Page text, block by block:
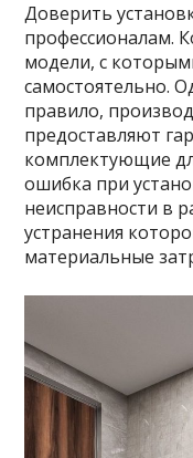
Доверить
профессионалам.
модели, с
самостоятельно.
правило,
предоставляют
комплектующие
ошибка при
неисправности в
устранения
материальные